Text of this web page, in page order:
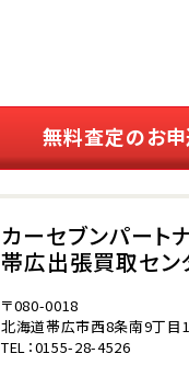
無料査定のお
カーセブンパート
帯広出張買取セン
〒080-0018
北海道帯広市西8条南9丁目
TEL：0155-28-4526